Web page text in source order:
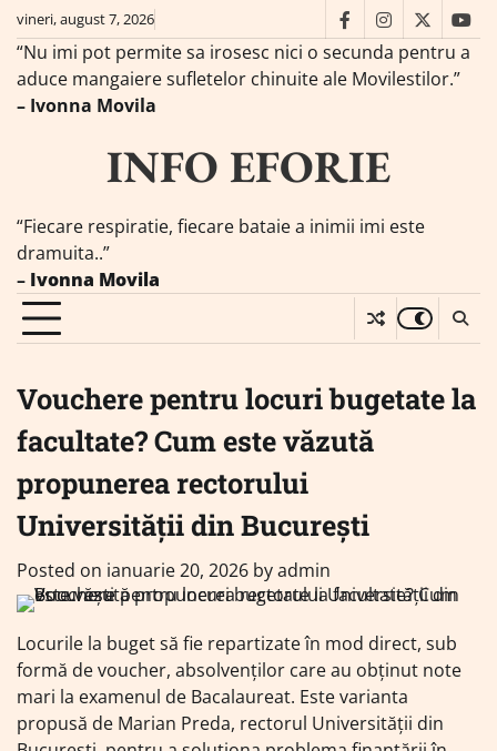
Skip
content
vineri, august 7, 2026 facebookinstagram
twitter
“Nu imi pot permite sa irosesc nici o secunda pentru a
aduce mangaiere sufletelor chinuite ale Movilestilor.”
– Ivonna Movila
INFO EFORIE
“Fiecare respiratie, fiecare bataie a inimii imi este
dramuita..”
– Ivonna Movila
Vouchere pentru locuri bugetate la
facultate? Cum este văzută
propunerea rectorului
Universității din București
Posted on ianuarie 20, 2026 byadmin
Locurile la buget să fie repartizate în mod direct, sub
formă de voucher, absolvenților care au obținut note
mari la examenul de Bacalaureat. Este varianta
propusă de Marian Preda, rectorul Universității din